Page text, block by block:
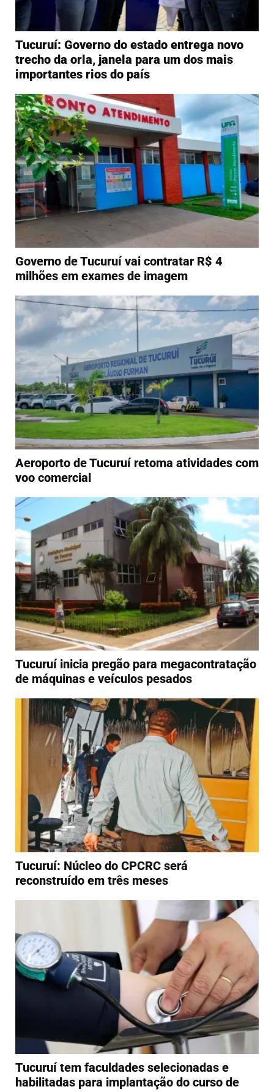
Tucuruí: Governo do estado entrega novo
trecho da orla, janela para um dos mais
importantes rios do país
Governo de Tucuruí vai contratar R$ 4
milhões em exames de imagem
Aeroporto de Tucuruí retoma atividades com
voo comercial
Tucuruí inicia pregão para megacontratação
de máquinas e veículos pesados
Tucuruí: Núcleo do CPCRC será
reconstruído em três meses
Tucuruí tem faculdades selecionadas e
habilitadas para implantação do curso de